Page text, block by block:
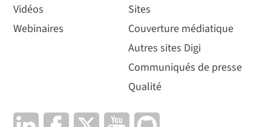
Vidéos
Webinaires
Sites
Couverture médiatique
Autres sites Digi
Communiqués de presse
Qualité